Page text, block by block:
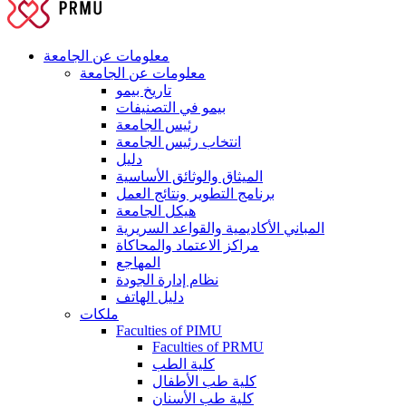
معلومات عن الجامعة
معلومات عن الجامعة
تاريخ بيمو
بيمو في التصنيفات
رئيس الجامعة
انتخاب رئيس الجامعة
دليل
الميثاق والوثائق الأساسية
برنامج التطوير ونتائج العمل
هيكل الجامعة
المباني الأكاديمية والقواعد السريرية
مراكز الاعتماد والمحاكاة
المهاجع
نظام إدارة الجودة
دليل الهاتف
ملكات
Faculties of PIMU
Faculties of PRMU
كلية الطب
كلية طب الأطفال
كلية طب الأسنان